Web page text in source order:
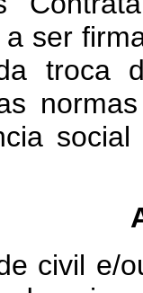
ser
troca
civil e/